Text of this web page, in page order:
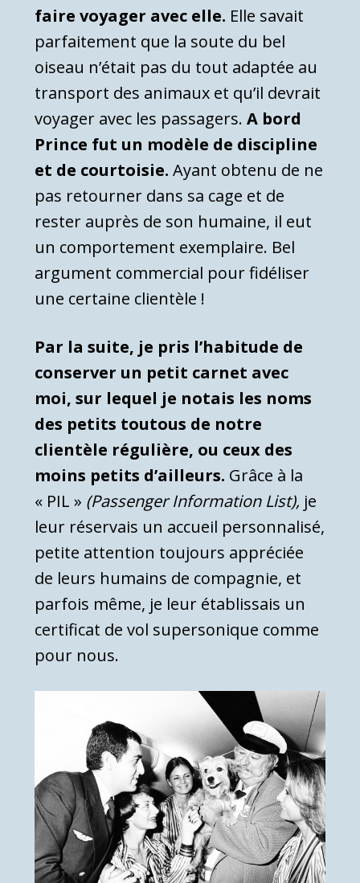
faire voyager avec elle. Elle savait
parfaitement que la soute du bel
oiseau n’était pas du tout adaptée au
transport des animaux et qu’il devrait
voyager avec les passagers. A bord
Prince fut un modèle de discipline
et de courtoisie. Ayant obtenu de ne
pas retourner dans sa cage et de
rester auprès de son humaine, il eut
un comportement exemplaire. Bel
argument commercial pour fidéliser
une certaine clientèle !
Par la suite, je pris l’habitude de
conserver un petit carnet avec
moi, sur lequel je notais les noms
des petits toutous de notre
clientèle régulière, ou ceux des
moins petits d’ailleurs. Grâce à la
« PIL » (Passenger Information List), je
leur réservais un accueil personnalisé,
petite attention toujours appréciée
de leurs humains de compagnie, et
parfois même, je leur établissais un
certificat de vol supersonique comme
pour nous.